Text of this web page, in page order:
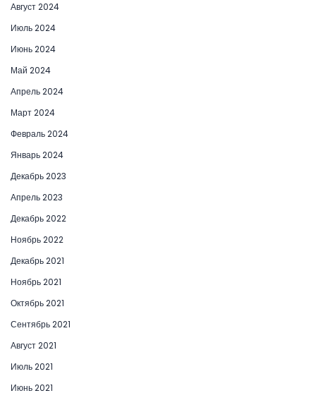
Август 2024
Июль 2024
Июнь 2024
Май 2024
Апрель 2024
Март 2024
Февраль 2024
Январь 2024
Декабрь 2023
Апрель 2023
Декабрь 2022
Ноябрь 2022
Декабрь 2021
Ноябрь 2021
Октябрь 2021
Сентябрь 2021
Август 2021
Июль 2021
Июнь 2021